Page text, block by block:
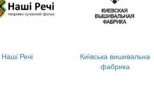
Наші Речі
Київська вишивальна
фабрика